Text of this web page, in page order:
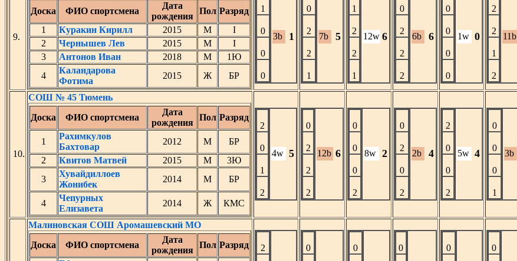
9.
Доска
ФИО спортсмена
Дата
рождения
Пол Разряд
1
Куракин Кирилл 2015 М
I
2
Чернышев Лев 2015 М
I
3
Антонов Иван 2018 М
1Ю
4
Каландарова
Фотима
2015 Ж БР
1
0
0
0
3b 1
0
2
2
1
7b 5
1
2
2
1
12w 6
0
2
2
2
6b 6
0
0
0
0
1w 0
2
2
1
2
11b
10.
СОШ № 45 Тюмень
Доска
ФИО спортсмена
Дата
рождения
Пол Разряд
1
Рахимкулов
Бахтовар
2012 М
БР
2
Квитов Матвей 2015 М
3Ю
3
Хувайдиллоев
Жонибек
2014 М БР
4
Чепурных
Елизавета
2014 Ж КМС
2
0
1
2
4w 5
0
2
2
2
12b 6
0
0
0
2
8w 2
0
2
0
2
2b 4
2
0
0
2
5w 4
0
0
0
1
3b
Малиновская СОШ Аромашевский МО
Доска
ФИО спортсмена
Дата
рождения
Пол Разряд
2 0 0 0 0 0